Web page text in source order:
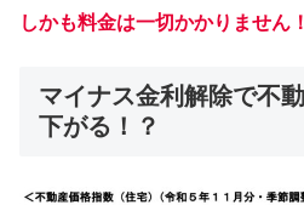
しかも料金は一切かかりません！
マイナス金利解除で不
下がる！？